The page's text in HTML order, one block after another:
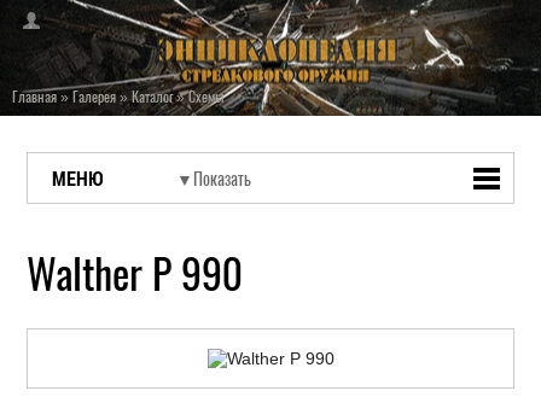
Главная»Галерея»Каталог»Схемы
МЕНЮ
Walther P 990